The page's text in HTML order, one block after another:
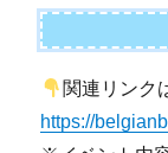
関連リンク
https://